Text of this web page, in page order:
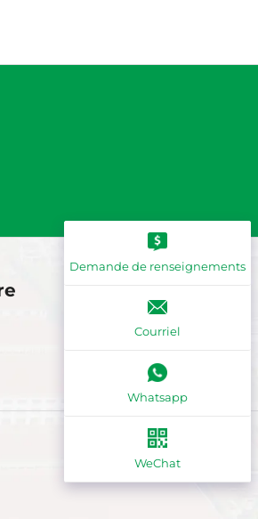
Demande de renseignements
Courriel
Whatsapp
WeChat